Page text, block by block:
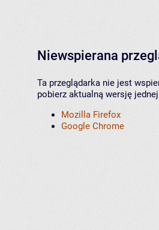
Niewspierana
Ta przeglądarka nie jest
pobierz aktualną wersję
Mozilla Firefox
Google Chrome